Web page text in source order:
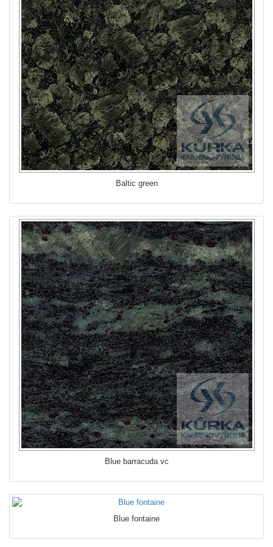
Baltic green
Blue barracuda vc
Blue fontaine